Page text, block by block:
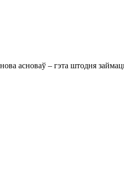
асноваў – гэта штодня